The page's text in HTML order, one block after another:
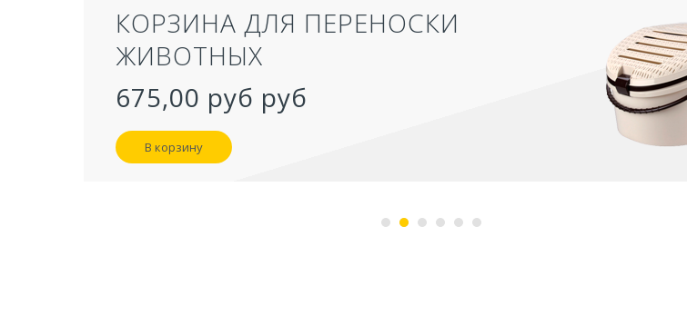
ТУАЛЕТ ДЛЯ КОШЕК ЗАКРЫТЫЙ
957,40 руб